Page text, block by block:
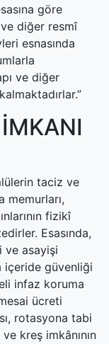
göre
diğer resmî
esnasında
ve diğer
taciz ve
fizikî
Esasında,
ve asayişi
içeride güvenliği
infaz koruma
ücreti
rotasyona tabi
kreş imkânının